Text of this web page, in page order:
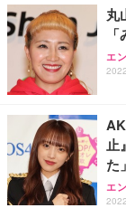
丸
エ
止
た」
エ